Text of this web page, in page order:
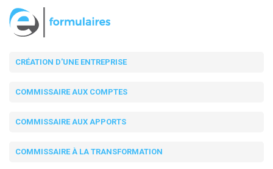
CRÉATION D'UNE ENTREPRISE
COMMISSAIRE AUX COMPTES
COMMISSAIRE AUX APPORTS
COMMISSAIRE À LA TRANSFORMATION